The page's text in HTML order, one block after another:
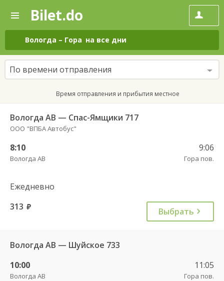
—
Поиск
и
покупка
билетов
на
автобус
онлайн
Bilet.do
Вологда – Гора на все дни
По времени отправления
Время отправления и прибытия местное
Вологда АВ — Спас-Ямщики 717
ООО "ВПБА Автобус"
8:10
Вологда АВ
9:06
Гора пов.
Ежедневно
313 руб. Выбрать
Вологда АВ — Шуйское 733
10:00
Вологда АВ
11:05
Гора пов.